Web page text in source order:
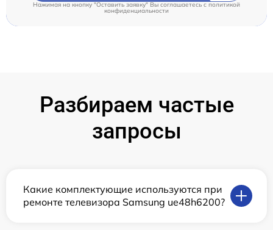
Нажимая на кнопку "Оставить заявку" Вы соглашаетесь c политикой
конфиденциальности
Разбираем частые
запросы
Какие комплектующие используются при
ремонте телевизора Samsung ue48h6200?